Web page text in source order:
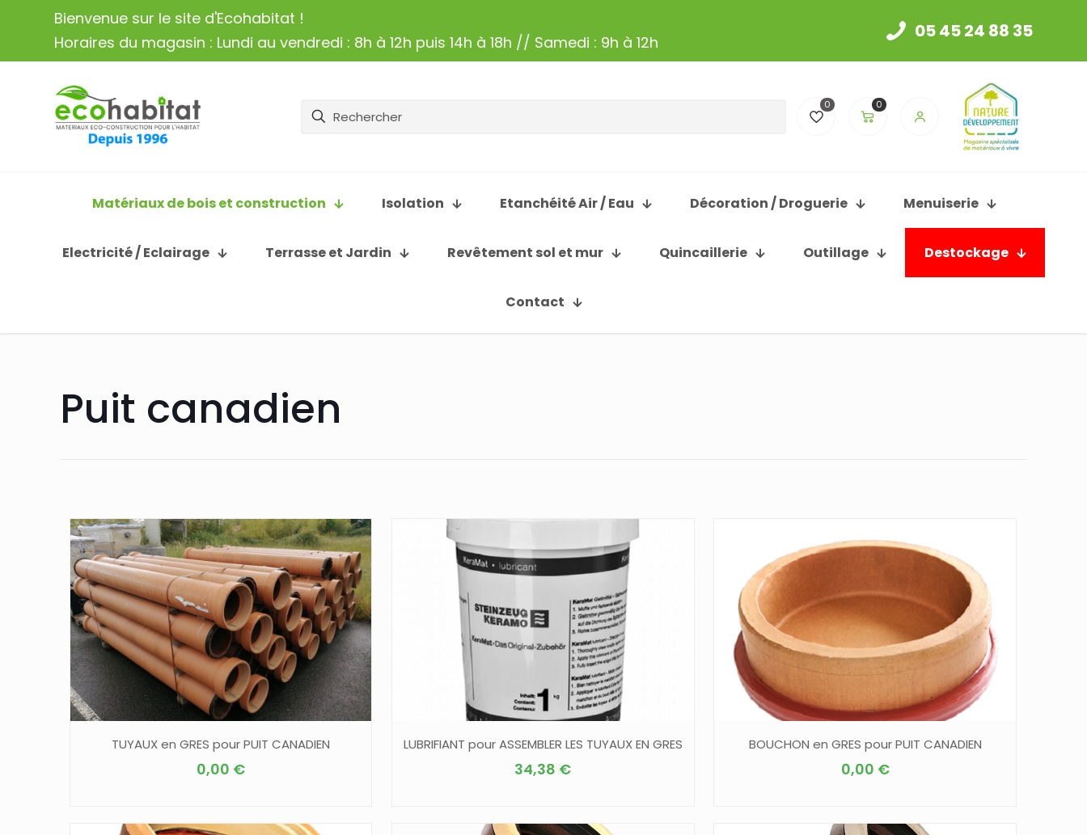
Bienvenue sur le site d'Ecohabitat !
Horaires du magasin : Lundi au vendredi : 8h à 12h puis 14h à 18h // Samedi : 9h à 12h
05 45 24 88 35
0 0
Matériaux de bois et construction Isolation Etanchéité Air / Eau Décoration / Droguerie Menuiserie
Electricité / Eclairage Terrasse et Jardin Revêtement sol et mur Quincaillerie Outillage Destockage
Contact
Puit canadien
TUYAUX en GRES pour PUIT CANADIEN
0,00 €
LUBRIFIANT pour ASSEMBLER LES TUYAUX EN GRES
34,38 €
BOUCHON en GRES pour PUIT CANADIEN
0,00 €